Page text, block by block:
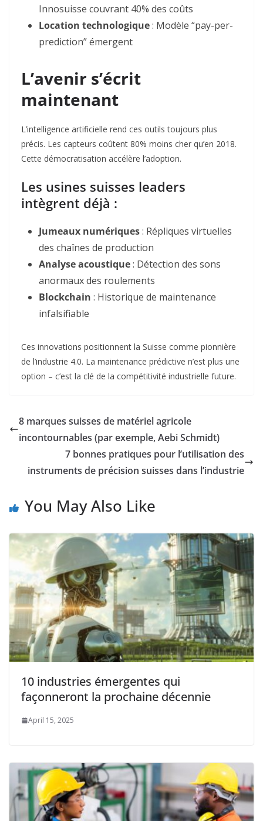
Innosuisse couvrant 40% des coûts
Location technologique: Modèle “pay-per-
prediction” émergent
L’avenir s’écrit
maintenant
L’intelligence artificielle rend ces outils toujours plus
précis. Les capteurs coûtent 80% moins cher qu’en 2018.
Cette démocratisation accélère l’adoption.
Les usines suisses leaders
intègrent déjà :
Jumeaux numériques: Répliques virtuelles
des chaînes de production
Analyse acoustique: Détection des sons
anormaux des roulements
Blockchain : Historique de maintenance
infalsifiable
Ces innovations positionnent la Suisse comme pionnière
de l’industrie 4.0. La maintenance prédictive n’est plus une
option – c’est la clé de la compétitivité industrielle future.
8 marques suisses de matériel agricole
incontournables (par exemple, Aebi Schmidt)
7 bonnes pratiques pour l’utilisation des
instruments de précision suisses dans l’industrie
You May Also Like
10 industries émergentes qui
façonneront la prochaine décennie
April 15, 2025